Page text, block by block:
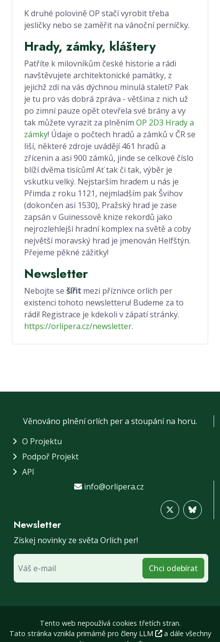
K druhé polovině OP stačí vyrobit třeba
jesličky nebo se zaměřit na vánoční perníčky.
Hrady, zámky, kláštery
Patříte k milovníkům české historie a rádi
navštěvujete architektonické památky, z
jejichž zdí na vás dýchnou minulá staletí? Pak
je tu pro vás dobrá zpráva - většina z nich už
po zimní pauze opět otevřela své brány a vy
tak můžete vyrazit za plněním OP 2D3 Hrady a
zámky! Údaje o počtech hradů a zámků v ČR se
liší, některé zdroje uvádějí 461 hradů a
zřícenin a asi 900 zámků, jinde se celkové číslo
blíží dvěma tisícům! Ať tak či tak, výběr je
vskutku velký. Nejstarším hradem u nás je
Přimda z roku 1121, nejmladším pak Švihov
(dokončen asi 1530), Pražský hrad je zase
zapsán v Guinessově knize rekordů jako
nejrozlehlejší hradní komplex na světě a coby
největší moravský hrad je jmenován Helfštýn.
Přejeme pěkné zážitky!
Newsletter
Nebojte se šířit mezi příznivce orlích per
existenci tohoto newsletteru! Budeme za to
rádi! Registrace je kdekoli v zápatí stránky.
https://orlipera.cz/newsletter.
Věnováno plnění orlích per a stoupání na horu.
O Projektu
Podpoř Projekt
API
info@orlipera.cz
Newsletter
Získej novinky ze světa Orlích per!
Chci odebírat
Tento web nepoužívá cookies třetích stran.
Tato stránka vznikla primárně pro členy LLM
a dále všechny